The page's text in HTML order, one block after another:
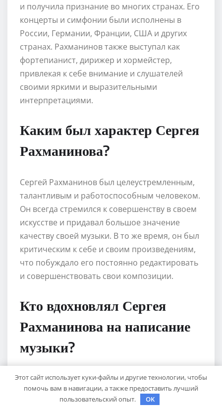
и получила признание во многих странах. Его
концерты и симфонии были исполнены в
России, Германии, Франции, США и других
странах. Рахманинов также выступал как
фортепианист, дирижер и хормейстер,
привлекая к себе внимание и слушателей
своими яркими и выразительными
интерпретациями.
Каким был характер Сергея
Рахманинова?
Сергей Рахманинов был целеустремленным,
талантливым и работоспособным человеком.
Он всегда стремился к совершенству в своем
искусстве и придавал большое значение
качеству своей музыки. В то же время, он был
критическим к себе и своим произведениям,
что побуждало его постоянно редактировать
и совершенствовать свои композиции.
Кто вдохновлял Сергея
Рахманинова на написание
музыки?
Сергей Рахманинов находил вдохновение в
различных источниках. Он любил природу, и
ее красота зачастую служила источником его
Этот сайт использует куки-файлы и другие технологии, чтобы
помочь вам в навигации, а также предоставить лучший
пользовательский опыт.
OK